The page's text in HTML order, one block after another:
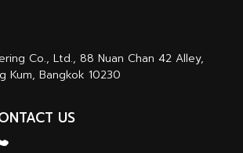
Co., Ltd., 88 Nuan Chan 42 Alley,
Kum, Bangkok 10230
US